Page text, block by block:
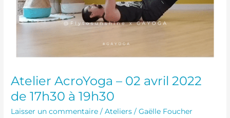
Atelier AcroYoga – 02 avril 2022
de 17h30 à 19h30
Laisser un commentaire /Ateliers /Gaëlle Foucher